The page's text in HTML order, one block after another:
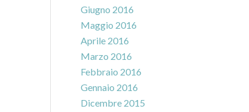
Giugno 2016
Maggio 2016
Aprile 2016
Marzo 2016
Febbraio 2016
Gennaio 2016
Dicembre 2015